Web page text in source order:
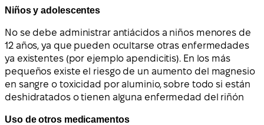
Niños y adolescentes
No se debe administrar antiácidos a niños menores de
12 años, ya que pueden ocultarse otras enfermedades
ya existentes (por ejemplo apendicitis). En los más
pequeños existe el riesgo de un aumento del magnesio
en sangre o toxicidad por aluminio, sobre todo si están
deshidratados o tienen alguna enfermedad del riñón
Uso de otros medicamentos